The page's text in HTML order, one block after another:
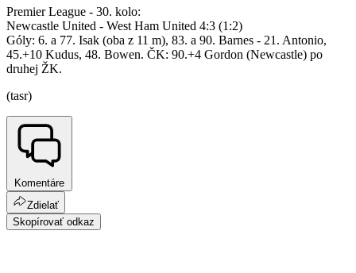
Premier League - 30. kolo:
Newcastle United - West Ham United 4:3 (1:2)
Góly: 6. a 77. Isak (oba z 11 m), 83. a 90. Barnes - 21. Antonio,
45.+10 Kudus, 48. Bowen. ČK: 90.+4 Gordon (Newcastle) po
druhej ŽK.
(tasr)
Komentáre
Zdielať
Skopírovať odkaz